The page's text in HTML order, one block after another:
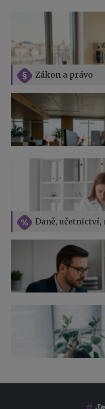
Daně, učetnictví,
Zákon a právo
Vše o překážkách v práci
Výpověď ze zdravotních
zaměstnavatele
Jak na podnikání při
Přehledy pro OSSZ a
v roce 2026